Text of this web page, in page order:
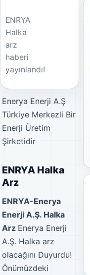
ENRYA
Halka
arz
haberi
yayınlandı!
Enerya Enerji A.Ş
Türkiye Merkezli Bir
Enerji Üretim
Şirketidir
ENRYA Halka
Arz
ENRYA-Enerya
Enerji A.Ş. Halka
Arz Enerya Enerji
A.Ş. Halka arz
olacağını Duyurdu!
Önümüzdeki